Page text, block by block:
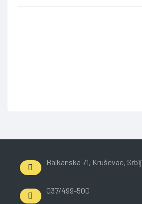
Balkanska 71, Kruševac,
037/499-500